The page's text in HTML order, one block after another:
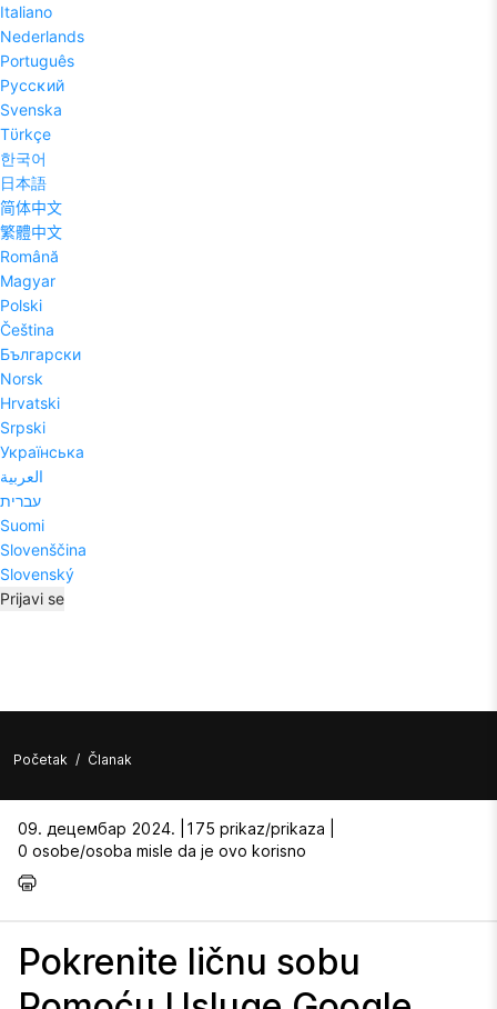
Italiano
Nederlands
Português
Pyccĸий
Svenska
Tϋrkçe
한국어
日本語
简体中文
繁體中文
Română
Magyar
Polski
Čeština
Български
Norsk
Hrvatski
Srpski
Українська
العربية
עברית
Suomi
Slovenščina
Slovenský
Prijavi se
Početak / Članak
09. децембар 2024. |
175 prikaz/prikaza |
0 osobe/osoba misle da je ovo korisno
Pokrenite ličnu sobu